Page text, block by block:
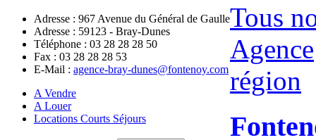
Adresse : 967 Avenue du Général de Gaulle
Adresse : 59123 - Bray-Dunes
Téléphone : 03 28 28 28 50
Fax : 03 28 28 28 53
E-Mail : agence-bray-dunes@fontenoy.com
A Vendre
A Louer
Locations Courts Séjours
Tous
Agence
région